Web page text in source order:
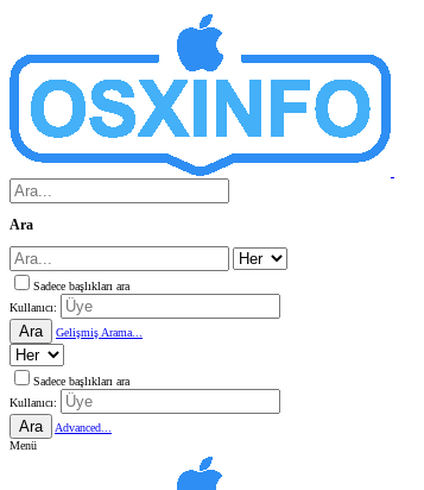
Ara
Sadece başlıkları ara
Kullanıcı:
Ara Gelişmiş Arama...
Sadece başlıkları ara
Kullanıcı:
Ara
Advanced...
Menü